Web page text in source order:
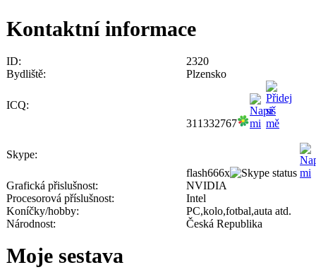
Kontaktní informace
ID:
2320
Bydliště:
Plzensko
ICQ:
311332767
Skype:
flash666x
Grafická přislušnost:
NVIDIA
Procesorová příslušnost:
Intel
Koníčky/hobby:
PC,kolo,fotbal,auta atd.
Národnost:
Česká Republika
Moje sestava